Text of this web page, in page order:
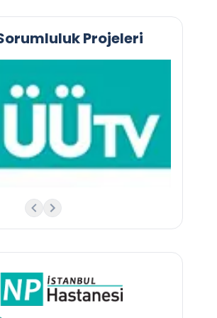
Projeleri